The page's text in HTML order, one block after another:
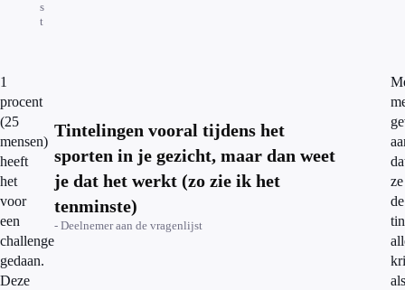
s
t
1
procent
(25
mensen)
heeft
het
voor
een
challenge
gedaan.
Deze
Tintelingen vooral tijdens het
sporten in je gezicht, maar dan weet
je dat het werkt (zo zie ik het
tenminste)
- Deelnemer aan de vragenlijst
ze
de
als